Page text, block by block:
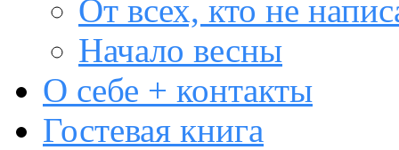
От всех, кто не
Начало весны
О себе + контакты
Гостевая книга